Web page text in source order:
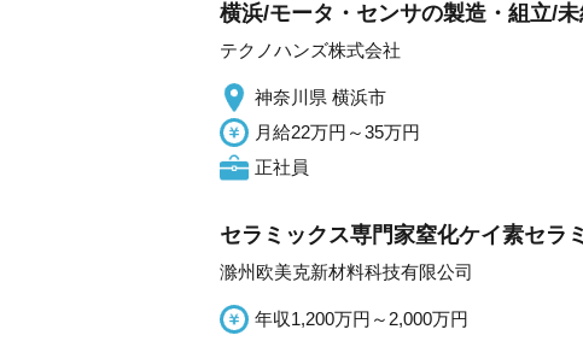
横浜/モータ・センサの製造・組立/
テクノハンズ株式会社
神奈川県 横浜市
月給22万円～35万円
正社員
セラミックス専門家窒化ケイ素セラ
滁州欧美克新材料科技有限公司
年収1,200万円～2,000万円